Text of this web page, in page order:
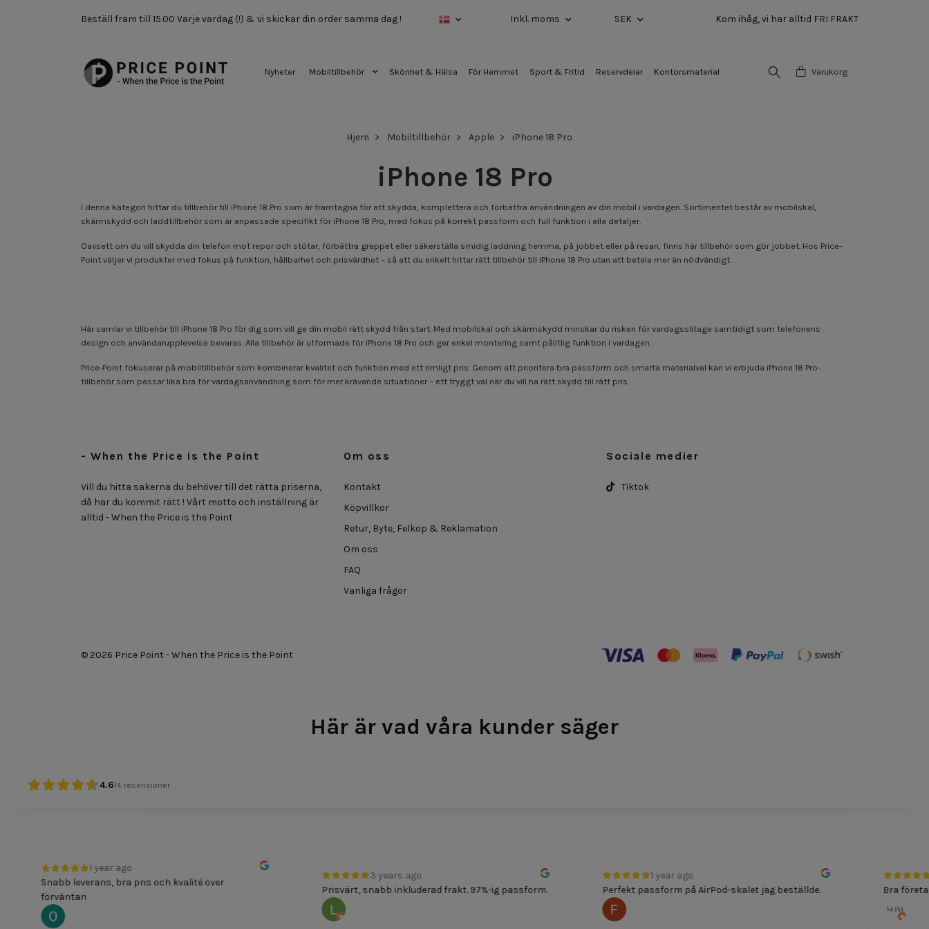
Beställ fram till 15.00 Varje vardag (!) & vi skickar din order samma dag ! Inkl. moms SEK Kom ihåg, vi har alltid FRI FRAKT
Nyheter Mobiltillbehör Skönhet & Hälsa För Hemmet Sport & Fritid Reservdelar Kontorsmaterial Varukorg
Hjem Mobiltillbehör Apple iPhone 18 Pro
iPhone 18 Pro
I denna kategori hittar du tillbehör till iPhone 18 Pro som är framtagna för att skydda, komplettera och förbättra användningen av din mobil i vardagen. Sortimentet består av mobilskal,
skärmskydd och laddtillbehör som är anpassade specifikt för iPhone 18 Pro, med fokus på korrekt passform och full funktion i alla detaljer.
Oavsett om du vill skydda din telefon mot repor och stötar, förbättra greppet eller säkerställa smidig laddning hemma, på jobbet eller på resan, finns här tillbehör som gör jobbet. Hos Price-
Point väljer vi produkter med fokus på funktion, hållbarhet och prisvärdhet – så att du enkelt hittar rätt tillbehör till iPhone 18 Pro utan att betala mer än nödvändigt.
Här samlar vi tillbehör till iPhone 18 Pro för dig som vill ge din mobil rätt skydd från start. Med mobilskal och skärmskydd minskar du risken för vardagsslitage samtidigt som telefonens
design och användarupplevelse bevaras. Alla tillbehör är utformade för iPhone 18 Pro och ger enkel montering samt pålitlig funktion i vardagen.
Price-Point fokuserar på mobiltillbehör som kombinerar kvalitet och funktion med ett rimligt pris. Genom att prioritera bra passform och smarta materialval kan vi erbjuda iPhone 18 Pro-
tillbehör som passar lika bra för vardagsanvändning som för mer krävande situationer – ett tryggt val när du vill ha rätt skydd till rätt pris.
- When the Price is the Point
Vill du hitta sakerna du behöver till det rätta priserna,
då har du kommit rätt ! Vårt motto och inställning är
alltid - When the Price is the Point
Om oss
Kontakt
Köpvillkor
Retur, Byte, Felköp & Reklamation
Om oss
FAQ
Vanliga frågor
Sociale medier
Tiktok
© 2026 Price Point - When the Price is the Point
Här är vad våra kunder säger
4.614 recensioner
1 year ago
Snabb leverans, bra pris och kvalité över
förväntan
Oscar Svensson
3 years ago
Prisvärt, snabb inkluderad frakt. 97%-ig passform.
Lars Skoglund
1 year ago
Perfekt passform på AirPod-skalet jag beställde.
Felicia
Bra
Som